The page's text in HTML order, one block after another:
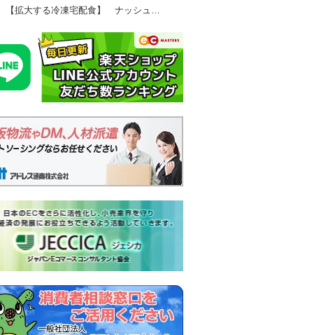
【拡大する冷凍宅配食】 ナッシュ…